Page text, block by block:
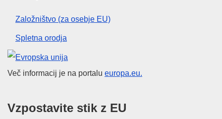
Založništvo (za osebje EU)
Spletna orodja
Evropska unija
Več informacij je na portalu europa.eu.
Vzpostavite stik z EU